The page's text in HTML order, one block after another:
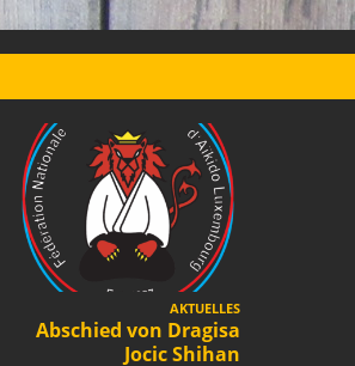
AKTUELLES
Abschied von Dragisa
Jocic Shihan